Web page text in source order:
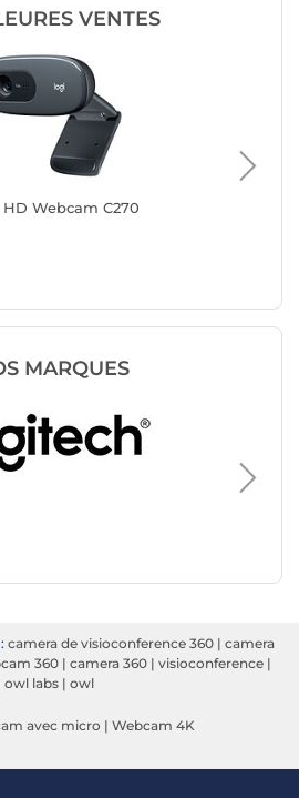
VENTES
Webcam C270
MARQUES
Yealink
camera de visioconference 360 | camera
360 | camera 360 | visioconference |
owl labs | owl
avec micro | Webcam 4K